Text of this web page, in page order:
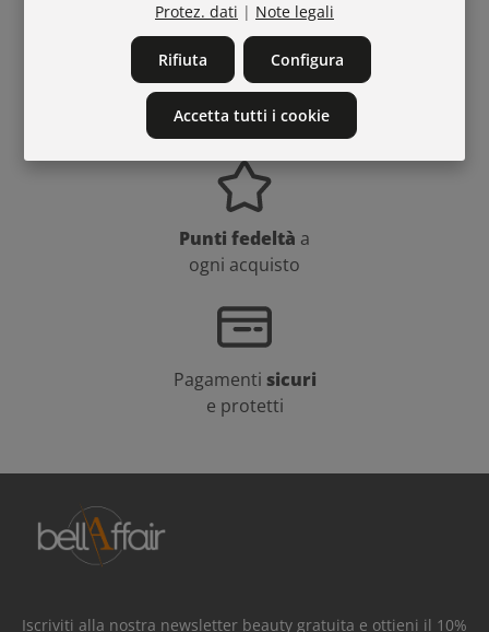
Tel.+43311221216
Mail:mail@bellaffair.com
Punti fedeltà a
ogni acquisto
Pagamenti sicuri
e protetti
Iscriviti alla nostra newsletter beauty gratuita e ottieni il 10%
Protez. dati | Note legali
Rifiuta Configura
Accetta tutti i cookie